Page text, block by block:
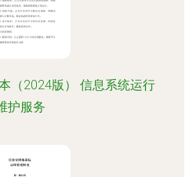
（2024版） 信息系统运行
护服务